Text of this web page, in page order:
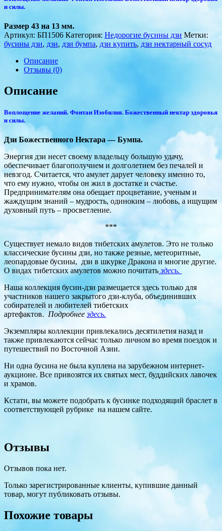
и силы.
Размер 43 на 13 мм.
Артикул: БП1506 Категория: Недорогие бусины дзи Метки:
бусины дзи, дзи, дзи бумпа, дзи купить, дзи нектарный сосуд
Описание
Отзывы (0)
Описание
Воплощение желаний. Фонтан Изобилия. Божественный нектар здоровья
и силы.
Дзи Божественного Нектара — Бумпа.
Энергия дзи несет своему владельцу большую удачу,
обеспечивает благополучием и долголетием без печалей и
невзгод. Считается, что амулет дарует человеку именно то,
что ему нужно, чтобы он жил в достатке и счастье.
Предпринимателям она обещает процветание, ученым и
жаждущим знаний – мудрость, одиноким – любовь, а ищущим
духовный путь – просветление.
***
Существует немало видов тибетских амулетов. Это не только
классические бусины дзи, но также резные, метеоритные,
леопардовые бусины, дзи в шкурке Дракона и многие другие.
О видах тибетских амулетов можно почитатьздесь.
Наша коллекция бусин-дзи размещается здесь только для
участников нашего закрытого дзи-клуба, объединивших
собирателей и любителей тибетских
артефактов. Подробнее здесь.
Экземпляры коллекции привлекались десятилетия назад и
также привлекаются сейчас только личном во время поездок и
путешествий по Восточной Азии.
Ни одна бусина не была куплена на зарубежном интернет-
аукционе. Все привозятся их святых мест, буддийских лавочек
и храмов.
Кстати, вы можете подобрать к бусинке подходящий браслет в
соответствующей рубрике на нашем сайте.
Отзывы
Отзывов пока нет.
Только зарегистрированные клиенты, купившие данный
товар, могут публиковать отзывы.
Похожие товары